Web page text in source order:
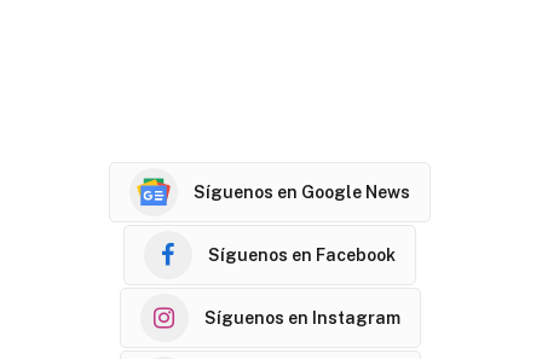
Síguenos en Google News
Síguenos en Facebook
Síguenos en Instagram